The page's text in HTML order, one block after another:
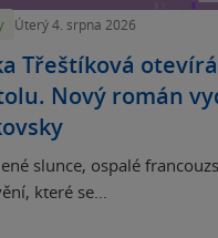
Úterý 4. srpna 2026
Třeštíková
Nový román
slunce, ospalé
které se...